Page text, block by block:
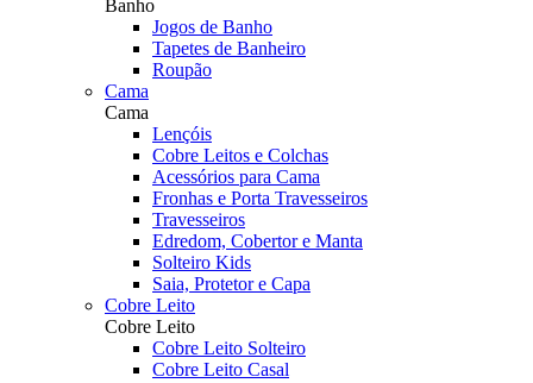
Banho
Jogos de Banho
Tapetes de Banheiro
Roupão
Cama
Cama
Lençóis
Cobre Leitos e Colchas
Acessórios para Cama
Fronhas e Porta Travesseiros
Travesseiros
Edredom, Cobertor e Manta
Solteiro Kids
Saia, Protetor e Capa
Cobre Leito
Cobre Leito
Cobre Leito Solteiro
Cobre Leito Casal